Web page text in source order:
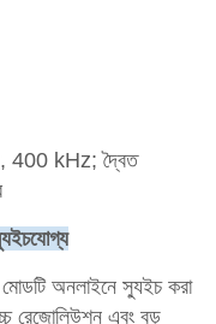
kHz; দ্বৈত
অনলাইনে স্যুইচ করা
রেজোলিউশন এবং বড়